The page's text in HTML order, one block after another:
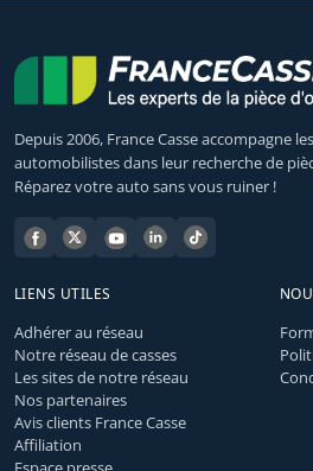
Depuis 2006, France Casse accompagne les
automobilistes dans leur recherche de
Réparez votre auto sans vous ruiner !
LIENS UTILES
Adhérer au réseau
Notre réseau de casses
Les sites de notre réseau
Nos partenaires
Avis clients France Casse
Affiliation